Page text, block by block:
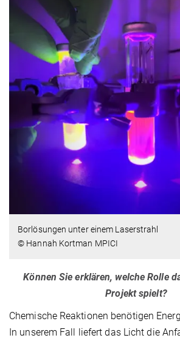
Borlösungen unter einem Laserstrahl
© Hannah Kortman MPICI
Können Sie erklären, welche Rolle
Projekt spielt?
Chemische Reaktionen benötigen
In unserem Fall liefert das Licht die